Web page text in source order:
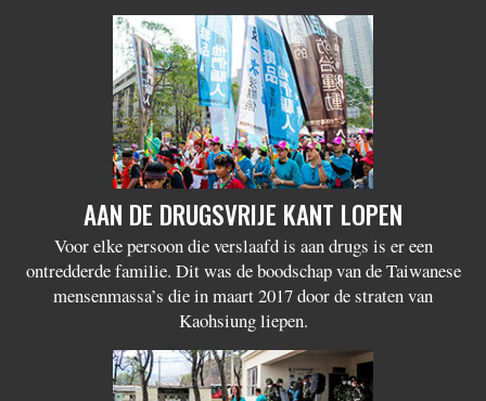
AAN DE DRUGSVRIJE KANT LOPEN
Voor elke persoon die verslaafd is aan drugs is er een
ontredderde familie. Dit was de boodschap van de Taiwanese
mensenmassa’s die in maart 2017 door de straten van
Kaohsiung liepen.